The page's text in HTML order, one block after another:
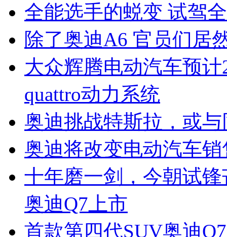
全能选手的蜕变 试驾
除了奥迪A6 官员们居
大众辉腾电动汽车预
quattro动力系统
奥迪挑战特斯拉，或
奥迪将改变电动汽车
十年磨一剑，今朝试
奥迪Q7上市
首款第四代SUV奥迪